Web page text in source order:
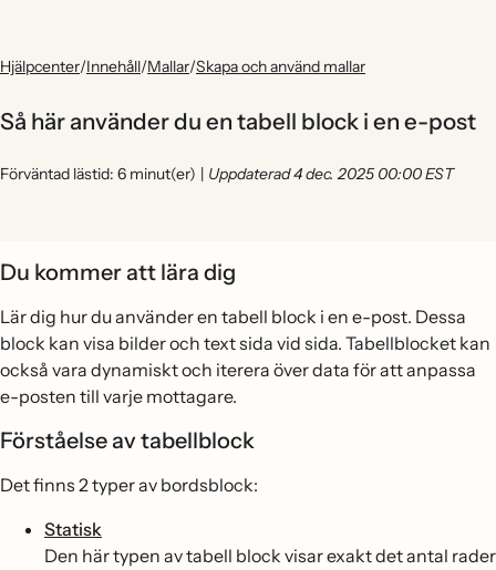
Hjälpcenter/Innehåll/Mallar/Skapa och använd mallar
Så här använder du en tabell block i en e-post
Förväntad lästid: 6 minut(er) | Uppdaterad 4 dec. 2025 00:00 EST
Du kommer att lära dig
Lär dig hur du använder en tabell block i en e-post. Dessa
block kan visa bilder och text sida vid sida. Tabellblocket kan
också vara dynamiskt och iterera över data för att anpassa
e-posten till varje mottagare.
Förståelse av tabellblock
Det finns 2 typer av bordsblock:
Statisk
Den här typen av tabell block visar exakt det antal rader